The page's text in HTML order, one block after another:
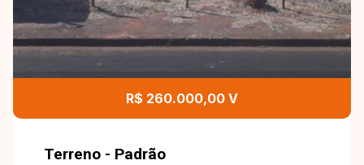
R$ 260.000,00 V
Terreno - Padrão